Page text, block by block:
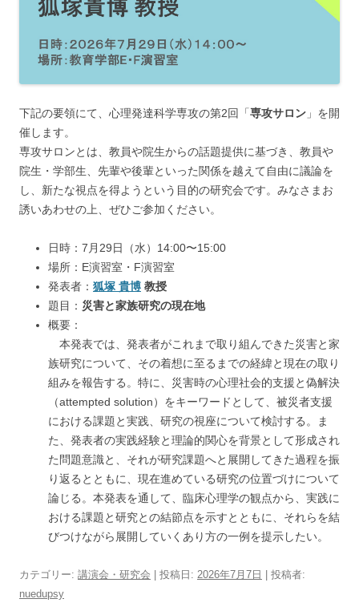
下記の要領にて、心理発達科学専攻の第2回「専攻サロン 」を開
催します。
専攻サロンとは、教員や院生からの話題提供に基づき、教員や
院生・学部生、先輩や後輩といった関係を越えて自由に議論を
し、新たな視点を得ようという目的の研究会です。みなさまお
誘いあわせの上、ぜひご参加ください。
日時：7月29日（水）14:00〜15:00
場所：E演習室・F演習室
発表者： 狐塚 貴博 教授
題目： 災害と家族研究の現在地
概要：
本発表では、発表者がこれまで取り組んできた災害と家
族研究について、その着想に至るまでの経緯と現在の取り
組みを報告する。特に、災害時の心理社会的支援と偽解決
（attempted solution）をキーワードとして、被災者支援
における課題と実践、研究の視座について検討する。ま
た、発表者の実践経験と理論的関心を背景として形成され
た問題意識と、それが研究課題へと展開してきた過程を振
り返るとともに、現在進めている研究の位置づけについて
論じる。本発表を通して、臨床心理学の観点から、実践に
おける課題と研究との結節点を示すとともに、それらを結
びつけながら展開していくあり方の一例を提示したい。
カテゴリー: 講演会・研究会 | 投稿日: 2026年7月7日 | 投稿者:
nuedupsy